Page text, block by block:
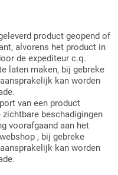
product geopend of
alvorens het product in
de expediteur c.q.
laten maken, bij gebreke
kan worden
van een product
beschadigingen
voorafgaand aan het
, bij gebreke
kan worden